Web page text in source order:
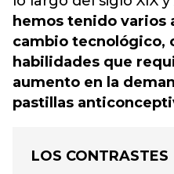
hemos tenido varios
cambio tecnológico,
habilidades que
aumento en la
pastillas
LOS CONTRASTES